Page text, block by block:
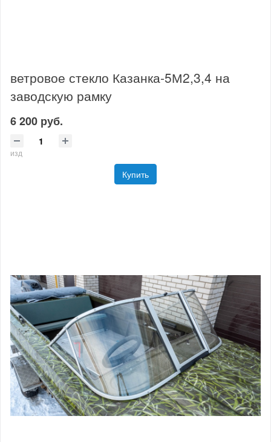
ветровое стекло Казанка-5М2,3,4 на
заводскую рамку
6 200 руб.
изд
Купить